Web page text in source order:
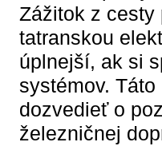
Zážitok z cesty
tatranskou
úplnejší, ak si
systémov.
dozvedieť o
železničnej